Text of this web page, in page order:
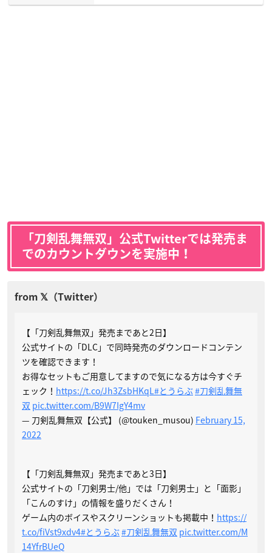
「刀剣乱舞無双」公式Twitterでは発売ま
でのカウントダウンを実施中！
【「刀剣乱舞無双」発売まであと2日】
公式サイトの「DLC」で同時発売のダウンロードコンテン
ツを確認できます！
お得なセットもご用意してますので気になる方は今すぐチ
ェック！ https://t.co/Jh3ZsbHKqL #とうらぶ#刀剣乱舞無
双 pic.twitter.com/B9W7IgY4mv
— 刀剣乱舞無双【公式】 (@touken_musou) February 15,
2022
【「刀剣乱舞無双」発売まであと3日】
公式サイトの「刀剣男士/他」では「刀剣男士」と「面影」
「こんのすけ」の情報を盛りだくさん！
ゲーム内のボイスやスクリーンショットも掲載中！ https://
t.co/fiVst9xdv4#とうらぶ#刀剣乱舞無双 pic.twitter.com/M
14YfrBUeQ